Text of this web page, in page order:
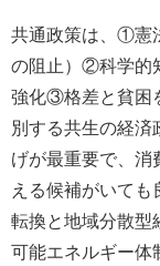
共通政策は、①憲
の阻止）②科学的
強化③格差と貧困
別する共生の経
げが最重要で、
える候補がいて
転換と地域分散型
可能エネルギー